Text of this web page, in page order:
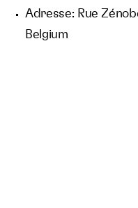
Adresse: Rue
Belgium